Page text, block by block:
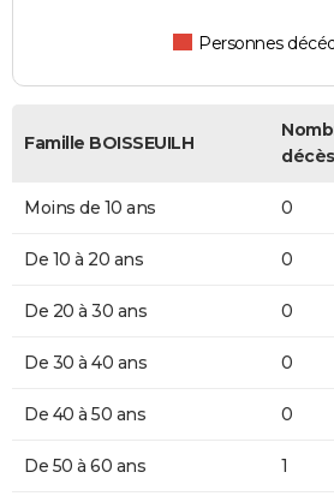
Personnes
Famille BOISSEUILH
décès
Moins de 10 ans 0
De 10 à 20 ans 0
De 20 à 30 ans 0
De 30 à 40 ans 0
De 40 à 50 ans 0
De 50 à 60 ans 1